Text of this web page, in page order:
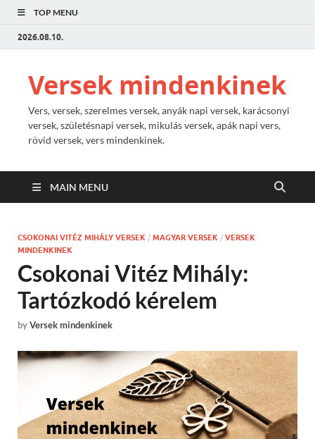
TOP MENU
2026.08.10.
Versek mindenkinek
Vers, versek, szerelmes versek, anyák napi versek, karácsonyi
versek, születésnapi versek, mikulás versek, apák napi vers,
rövid versek, vers mindenkinek.
MAIN MENU
CSOKONAI VITÉZ MIHÁLY VERSEK / MAGYAR VERSEK / VERSEK
MINDENKINEK
Csokonai Vitéz Mihály:
Tartózkodó kérelem
byVersek mindenkinek